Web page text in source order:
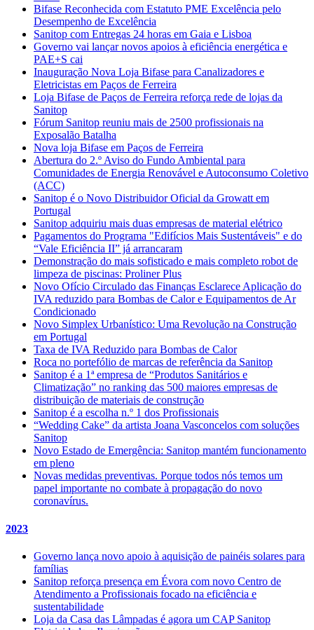
Bifase Reconhecida com Estatuto PME Excelência pelo
Desempenho de Excelência
Sanitop com Entregas 24 horas em Gaia e Lisboa
Governo vai lançar novos apoios à eficiência energética e
PAE+S cai
Inauguração Nova Loja Bifase para Canalizadores e
Eletricistas em Paços de Ferreira
Loja Bifase de Paços de Ferreira reforça rede de lojas da
Sanitop
Fórum Sanitop reuniu mais de 2500 profissionais na
Exposalão Batalha
Nova loja Bifase em Paços de Ferreira
Abertura do 2.º Aviso do Fundo Ambiental para
Comunidades de Energia Renovável e Autoconsumo Coletivo
(ACC)
Sanitop é o Novo Distribuidor Oficial da Growatt em
Portugal
Sanitop adquiriu mais duas empresas de material elétrico
Pagamentos do Programa "Edifícios Mais Sustentáveis" e do
“Vale Eficiência II” já arrancaram
Demonstração do mais sofisticado e mais completo robot de
limpeza de piscinas: Proliner Plus
Novo Ofício Circulado das Finanças Esclarece Aplicação do
IVA reduzido para Bombas de Calor e Equipamentos de Ar
Condicionado
Novo Simplex Urbanístico: Uma Revolução na Construção
em Portugal
Taxa de IVA Reduzido para Bombas de Calor
Roca no portefólio de marcas de referência da Sanitop
Sanitop é a 1ª empresa de “Produtos Sanitários e
Climatização” no ranking das 500 maiores empresas de
distribuição de materiais de construção
Sanitop é a escolha n.º 1 dos Profissionais
“Wedding Cake” da artista Joana Vasconcelos com soluções
Sanitop
Novo Estado de Emergência: Sanitop mantém funcionamento
em pleno
Novas medidas preventivas. Porque todos nós temos um
papel importante no combate à propagação do novo
coronavírus.
2023
Governo lança novo apoio à aquisição de painéis solares para
famílias
Sanitop reforça presença em Évora com novo Centro de
Atendimento a Profissionais focado na eficiência e
sustentabilidade
Loja da Casa das Lâmpadas é agora um CAP Sanitop